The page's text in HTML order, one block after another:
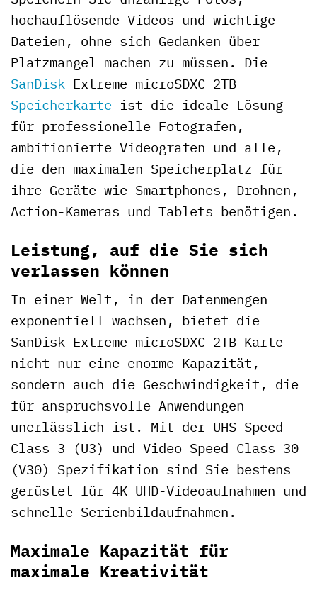
hochauflösende Videos und wichtige
Dateien, ohne sich Gedanken über
Platzmangel machen zu müssen. Die
SanDisk Extreme microSDXC 2TB
Speicherkarte ist die ideale Lösung
für professionelle Fotografen,
ambitionierte Videografen und alle,
die den maximalen Speicherplatz für
ihre Geräte wie Smartphones, Drohnen,
Action-Kameras und Tablets benötigen.
Leistung, auf die Sie sich
verlassen können
In einer Welt, in der Datenmengen
exponentiell wachsen, bietet die
SanDisk Extreme microSDXC 2TB Karte
nicht nur eine enorme Kapazität,
sondern auch die Geschwindigkeit, die
für anspruchsvolle Anwendungen
unerlässlich ist. Mit der UHS Speed
Class 3 (U3) und Video Speed Class 30
(V30) Spezifikation sind Sie bestens
gerüstet für 4K UHD-Videoaufnahmen und
schnelle Serienbildaufnahmen.
Maximale Kapazität für
maximale Kreativität